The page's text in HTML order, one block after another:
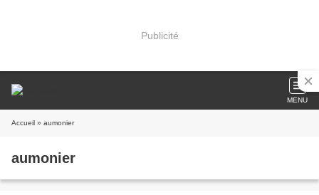
Publicité
MENU
Accueil » aumonier
aumonier